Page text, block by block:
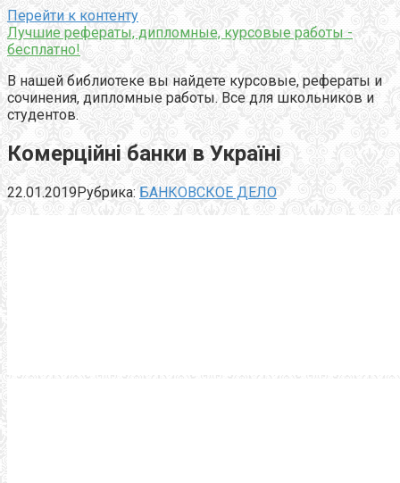
Перейти к контенту
Лучшие рефераты, дипломные, курсовые работы -
бесплатно!
В нашей библиотеке вы найдете курсовые, рефераты и
сочинения, дипломные работы. Все для школьников и
студентов.
Комерційнi банки в Україні
22.01.2019Рубрика: БАНКОВСКОЕ ДЕЛО